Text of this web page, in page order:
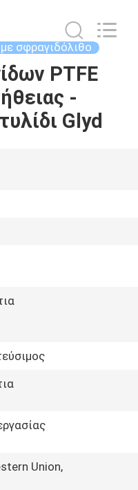
σφραγιδόλιθο
PTFE
-
Glyd
Union,